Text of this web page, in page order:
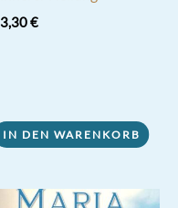
3,30€
IN DEN WARENKORB